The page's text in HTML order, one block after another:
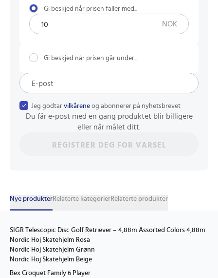
Gi beskjed når prisen faller med...
NOK
Gi beskjed når prisen går under...
Jeg godtar vilkårene og abonnerer på nyhetsbrevet
Du får e-post med en gang produktet blir billigere
eller når målet ditt.
REGISTRER DEG FOR VARSEL
Nye produkterRelaterte kategorierRelaterte produkter
SIGR Telescopic Disc Golf Retriever – 4,88m Assorted Colors 4,88m
Nordic Hoj Skatehjelm Rosa
Nordic Hoj Skatehjelm Grønn
Nordic Hoj Skatehjelm Beige
Bex Croquet Family 6 Player